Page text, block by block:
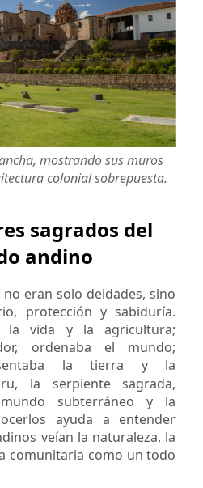
mostrando sus muros
colonial sobrepuesta.
sagrados del
andino
eran solo deidades, sino
protección y sabiduría.
la vida y la agricultura;
ordenaba el mundo;
la tierra y la
la serpiente sagrada,
subterráneo y la
ayuda a entender
veían la naturaleza, la
comunitaria como un todo